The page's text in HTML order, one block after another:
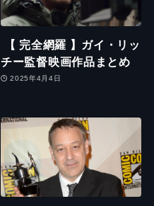
【 完全網羅 】ガイ・リッ
チー監督映画作品まとめ
2025年4月4日